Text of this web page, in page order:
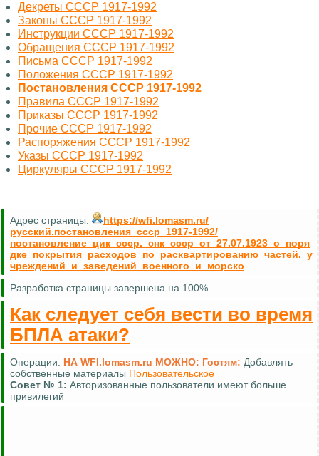
Декреты СССР 1917-1992
Законы СССР 1917-1992
Инструкции СССР 1917-1992
Обращения СССР 1917-1992
Письма СССР 1917-1992
Положения СССР 1917-1992
Постановления СССР 1917-1992
Правила СССР 1917-1992
Приказы СССР 1917-1992
Прочие СССР 1917-1992
Распоряжения СССР 1917-1992
Указы СССР 1917-1992
Циркуляры СССР 1917-1992
Адрес страницы:
https://wfi.lomasm.ru/
русский.постановления_ссср_1917-1992/
постановление_цик_ссср._снк_ссср_от_27.07.1923_о_поря
дке_покрытия_расходов_по_расквартированию_частей._у
чреждений_и_заведений_военного_и_морско
Разработка страницы завершена на 100%
Как следует себя вести во время
БПЛА атаки?
Операции: НА WFI.lomasm.ru МОЖНО: Гостям: Добавлять
собственные материалы Пользовательское
Совет № 1: Авторизованные пользователи имеют больше
привилегий